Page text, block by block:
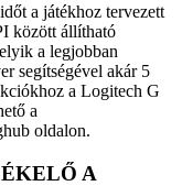
a játékhoz tervezett
között állítható
a legjobban
segítségével akár 5
a Logitech G
a
oldalon.
A